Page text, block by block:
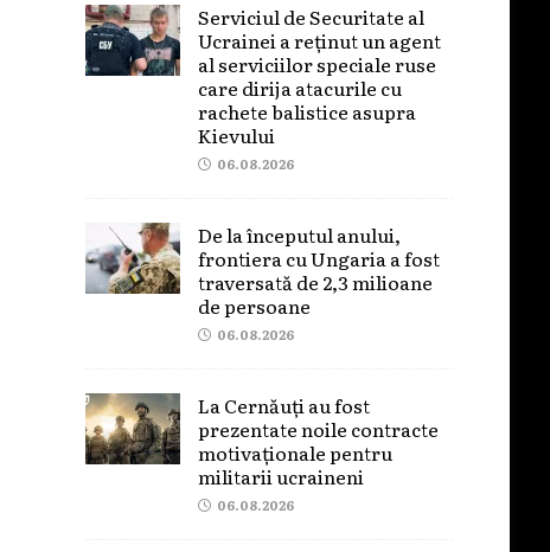
Serviciul de Securitate al
Ucrainei a reținut un agent
al serviciilor speciale ruse
care dirija atacurile cu
rachete balistice asupra
Kievului
06.08.2026
De la începutul anului,
frontiera cu Ungaria a fost
traversată de 2,3 milioane
de persoane
06.08.2026
La Cernăuți au fost
prezentate noile contracte
motivaționale pentru
militarii ucraineni
06.08.2026